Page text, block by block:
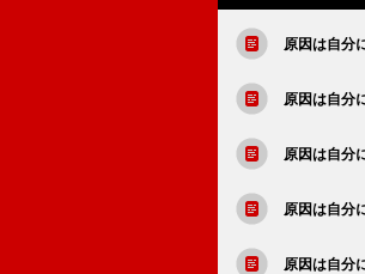
原因は自分
原因は自分
原因は自分
原因は自分
原因は自分